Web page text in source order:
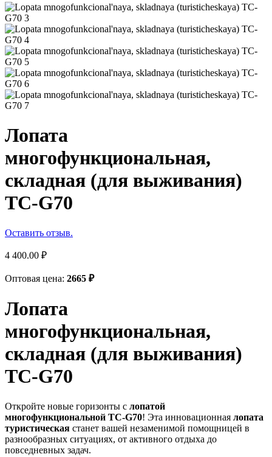
Лопата
многофункциональная,
складная (для выживания)
TC-G70
Оставить отзыв.
4 400.00 ₽
Оптовая цена: 2665 ₽
Лопата
многофункциональная,
складная (для выживания)
TC-G70
Откройте новые горизонты с лопатой
многофункциональной TC-G70! Эта инновационная лопата
туристическая станет вашей незаменимой помощницей в
разнообразных ситуациях, от активного отдыха до
повседневных задач.